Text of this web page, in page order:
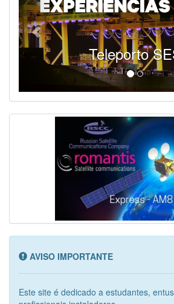
Teleporto
AVISO IMPORTANTE
Este site é dedicado a estudantes,